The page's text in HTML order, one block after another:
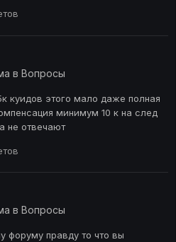
в Вопросы
куидов этого мало даже полная
минимум 10 к на след
не отвечают
в Вопросы
форуму правду то что вы